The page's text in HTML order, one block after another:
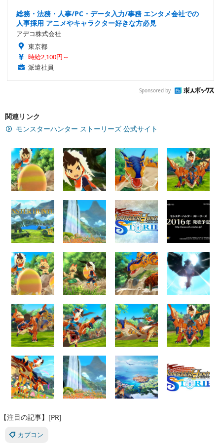
総務・法務・人事/PC・データ入力/事務 エンタメ会社での
人事採用 アニメやキャラクター好きな方必見
アデコ株式会社
東京都
時給2,100円～
派遣社員
Sponsored by
関連リンク
モンスターハンター ストーリーズ 公式サイト
【注目の記事】[PR]
カプコン